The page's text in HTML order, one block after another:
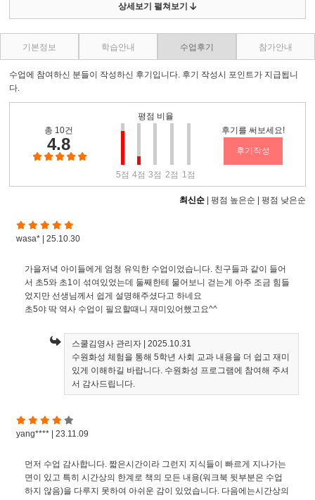
상세보기 펼쳐보기
기본정보 학습안내 수업후기 참가안내
수업에 참여하신 분들이 작성하신 후기입니다. 후기 작성시 포인트가 지급됩니
다.
총 10건
4.8
평점 비율
5점 4점 3점 2점 1점
후기를 써보세요!
후기작성
최신순| 평점 높은순 | 평점 낮은순
wasa* | 25.10.30
가을저녁 아이들에게 엄청 유익한 수업이었습니다. 친구들과 같이 들어
서 초5와 초1이 섞여있었는데 둘째한테 물어보니 걷는게 아주 조금 힘들
었지만 선생님께서 쉽게 설명해주셨다고 하네요
초5야 딱 역사 수업이 필요할때니 재미있어했고요^^
스쿨김영사 관리자| 2025.10.31
수원화성 체험을 통해 5학년 사회 교과 내용을 더 쉽고 재미
있게 이해하길 바랍니다. 수원화성 프로그램에 참여해 주셔
서 감사드립니다.
yang**** | 23.11.09
먼저 수업 감사합니다. 짧은시간이라 그런지 지식들이 빠르게 지나가는
면이 있고 특히 시간상의 한계로 책의 모든 내용(워크북 뒷부분은 수업
하지 않음)을 다루지 못하여 아쉬운 감이 있었습니다. 다음에는시간상의